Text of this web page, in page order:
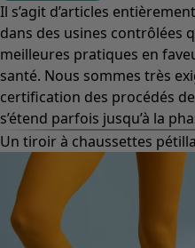
Il s’agit d’articles
dans des usines contrôlées
meilleures pratiques en
santé. Nous sommes très
certification des procédés
s’étend parfois jusqu’à la
Un tiroir à chaussettes